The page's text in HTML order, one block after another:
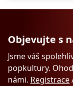
Objevujte s
Jsme váš
popkultury.
námi. Registrace